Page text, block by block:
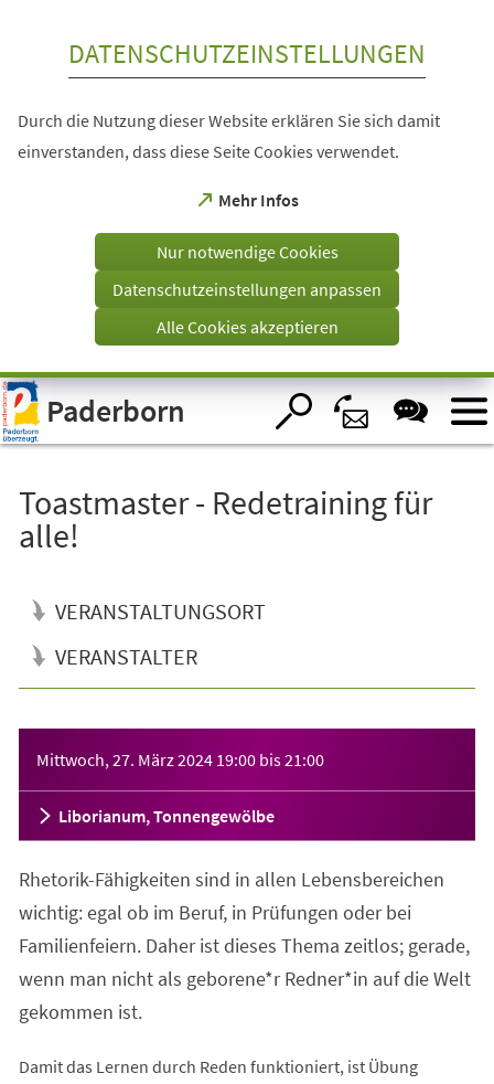
Visuelle
Assistenzsoftware
öffnen.
DATENSCHUTZEINSTELLUNGEN
Durch die Nutzung dieser Website erklären Sie sich damit
einverstanden, dass diese Seite Cookies verwendet.
Mehr Infos
(Öffnet
einem
Tab)
Nur notwendige Cookies
Datenschutzeinstellungen anpassen
Alle Cookies akzeptieren
Paderborn
Toastmaster - Redetraining für
alle!
VERANSTALTUNGSORT
VERANSTALTER
Mittwoch, 27. März 2024 19:00 bis21:00
Liborianum, Tonnengewölbe
Rhetorik-Fähigkeiten sind in allen Lebensbereichen
wichtig: egal ob im Beruf, in Prüfungen oder bei
Familienfeiern. Daher ist dieses Thema zeitlos; gerade,
wenn man nicht als geborene*r Redner*in auf die Welt
gekommen ist.
Damit das Lernen durch Reden funktioniert, ist Übung